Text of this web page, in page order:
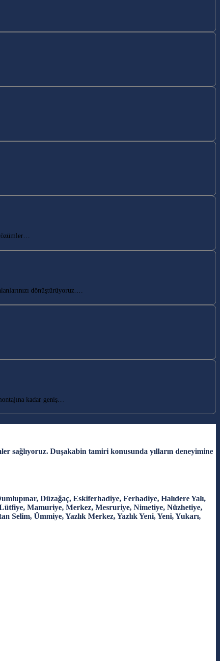
dönüştürüyoruz.…
kadar geniş…
sağlıyoruz. Duşakabin tamiri konusunda yılların deneyimine
Düzağaç, Eskiferhadiye, Ferhadiye, Halıdere Yalı,
Mamuriye, Merkez, Mesruriye, Nimetiye, Nüzhetiye,
Selim, Ümmiye, Yazlık Merkez, Yazlık Yeni, Yeni, Yukarı,